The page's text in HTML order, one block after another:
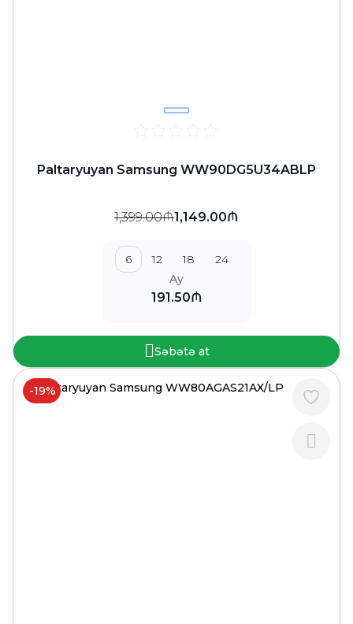
Paltaryuyan Samsung WW90DG5U34ABLP
1,399.00₼1,149.00₼
6 12 18
24
Ay
191.50₼
Səbətə at
-19%